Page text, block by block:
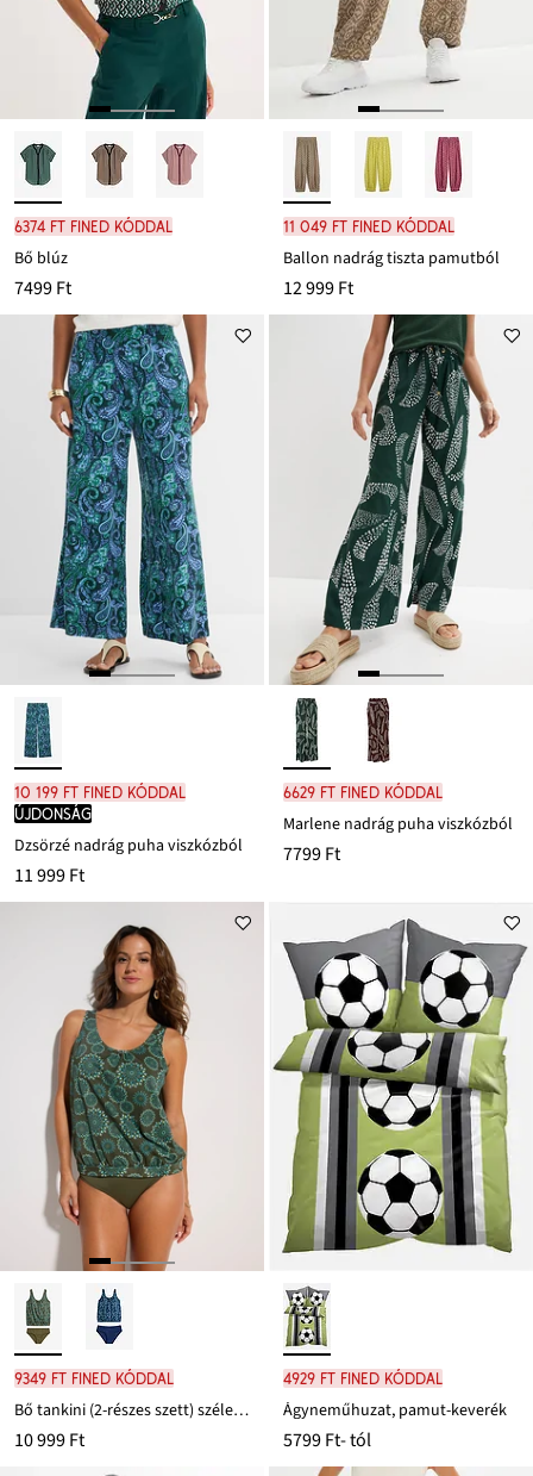
6374 Ft FINED kóddal
Bő blúz
7499 Ft
11 049 Ft FINED kóddal
Ballon nadrág tiszta pamutból
12 999 Ft
10 199 Ft FINED kóddal
újdonság
Dzsörzé nadrág puha viszkózból
11 999 Ft
6629 Ft FINED kóddal
Marlene nadrág puha viszkózból
7799 Ft
9349 Ft FINED kóddal
Bő tankini (2-részes szett) széles vállpántokkal
10 999 Ft
4929 Ft FINED kóddal
Ágyneműhuzat, pamut-keverék
5799 Ft- tól